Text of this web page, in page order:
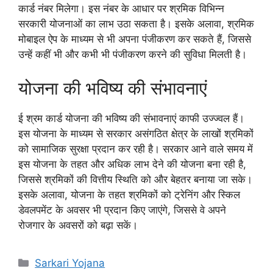
कार्ड नंबर मिलेगा। इस नंबर के आधार पर श्रमिक विभिन्न
सरकारी योजनाओं का लाभ उठा सकता है। इसके अलावा, श्रमिक
मोबाइल ऐप के माध्यम से भी अपना पंजीकरण कर सकते हैं, जिससे
उन्हें कहीं भी और कभी भी पंजीकरण करने की सुविधा मिलती है।
योजना की भविष्य की संभावनाएं
ई श्रम कार्ड योजना की भविष्य की संभावनाएं काफी उज्ज्वल हैं।
इस योजना के माध्यम से सरकार असंगठित क्षेत्र के लाखों श्रमिकों
को सामाजिक सुरक्षा प्रदान कर रही है। सरकार आने वाले समय में
इस योजना के तहत और अधिक लाभ देने की योजना बना रही है,
जिससे श्रमिकों की वित्तीय स्थिति को और बेहतर बनाया जा सके।
इसके अलावा, योजना के तहत श्रमिकों को ट्रेनिंग और स्किल
डेवलपमेंट के अवसर भी प्रदान किए जाएंगे, जिससे वे अपने
रोजगार के अवसरों को बढ़ा सकें।
Categories
Sarkari Yojana